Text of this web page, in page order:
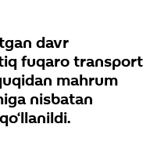
davr
fuqaro transport
mahrum
nisbatan